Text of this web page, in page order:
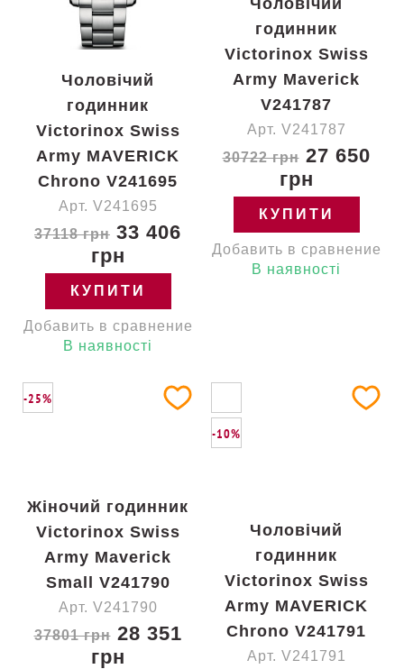
Чоловічий
годинник
Victorinox Swiss
Army MAVERICK
Chrono V241695
Арт. V241695
37118 грн 33 406
грн
КУПИТИ
Добавить в сравнение
В наявності
Чоловічий
годинник
Victorinox Swiss
Army Maverick
V241787
Арт. V241787
30722 грн27 650
грн
КУПИТИ
Добавить в сравнение
В наявності
-25%
Жіночий годинник
Victorinox Swiss
Army Maverick
Small V241790
Арт. V241790
37801 грн28 351
грн
-10%
Чоловічий
годинник
Victorinox Swiss
Army MAVERICK
Chrono V241791
Арт. V241791